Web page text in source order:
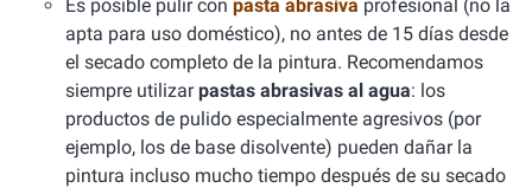
Es posible pulir con pasta abrasiva profesional (no la
apta para uso doméstico), no antes de 15 días desde
el secado completo de la pintura. Recomendamos
siempre utilizarpastas abrasivas al agua: los
productos de pulido especialmente agresivos (por
ejemplo, los de base disolvente) pueden dañar la
pintura incluso mucho tiempo después de su secado